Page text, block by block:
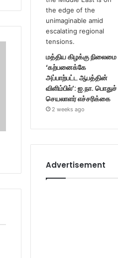
மத்திய கிழக்கு நிலைமை
‘கற்பனைக்கே
அப்பாற்பட்ட ஆபத்தின்
விளிம்பில்’: ஐ.நா. பொதுச்
செயலாளர் எச்சரிக்கை
2 weeks ago
Advertisement